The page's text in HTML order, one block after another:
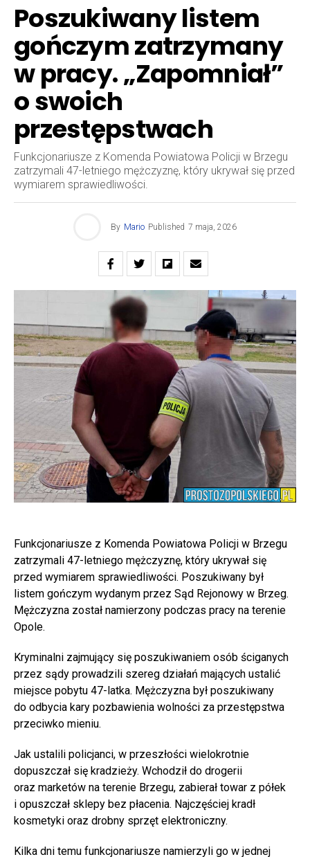
Poszukiwany listem
gończym zatrzymany
w pracy. „Zapomniał”
o swoich
przestępstwach
Funkcjonariusze z Komenda Powiatowa Policji w Brzegu
zatrzymali 47-letniego mężczyznę, który ukrywał się przed
wymiarem sprawiedliwości.
By Mario Published 7 maja, 2026
Funkcjonariusze z Komenda Powiatowa Policji w Brzegu
zatrzymali 47-letniego mężczyznę, który ukrywał się
przed wymiarem sprawiedliwości. Poszukiwany był
listem gończym wydanym przez Sąd Rejonowy w Brzeg.
Mężczyzna został namierzony podczas pracy na terenie
Opole.
Kryminalni zajmujący się poszukiwaniem osób ściganych
przez sądy prowadzili szereg działań mających ustalić
miejsce pobytu 47-latka. Mężczyzna był poszukiwany
do odbycia kary pozbawienia wolności za przestępstwa
przeciwko mieniu.
Jak ustalili policjanci, w przeszłości wielokrotnie
dopuszczał się kradzieży. Wchodził do drogerii
oraz marketów na terenie Brzegu, zabierał towar z półek
i opuszczał sklepy bez płacenia. Najczęściej kradł
kosmetyki oraz drobny sprzęt elektroniczny.
Kilka dni temu funkcjonariusze namierzyli go w jednej